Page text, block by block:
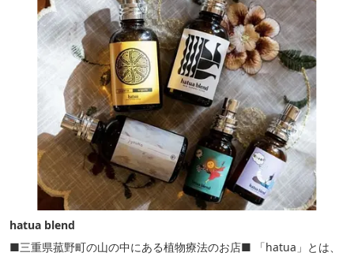
hatua blend
■三重県菰野町の山の中にある植物療法のお店■ 「hatua」とは、